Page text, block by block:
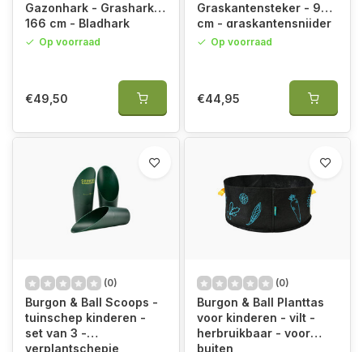
Gazonhark - Grashark -
166 cm - Bladhark
Op voorraad
€49,50
Graskantensteker - 95
cm - graskantensnijder
Op voorraad
€44,95
(0)
Burgon & Ball Scoops -
tuinschep kinderen -
set van 3 -
verplantschepje
(0)
Burgon & Ball Planttas
voor kinderen - vilt -
herbruikbaar - voor
buiten